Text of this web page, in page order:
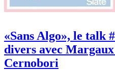
«Sans Algo», le talk
divers avec
Cernobori